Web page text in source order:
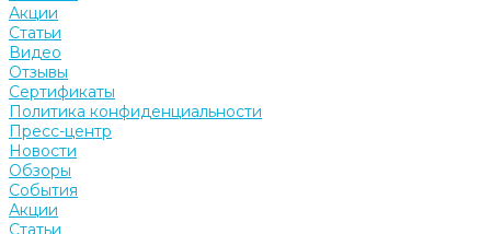
Акции
Статьи
Видео
Отзывы
Сертификаты
Политика конфиденциальности
Пресс-центр
Новости
Обзоры
События
Акции
Статьи